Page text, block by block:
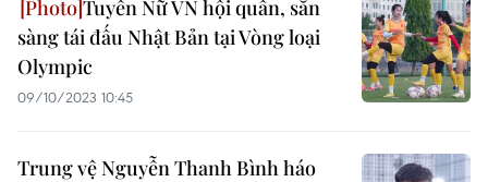
Tuyển Nữ VN hội quân, sẵn
sàng tái đấu Nhật Bản tại Vòng loại
Olympic
09/10/2023 10:45
Trung vệ Nguyễn Thanh Bình háo